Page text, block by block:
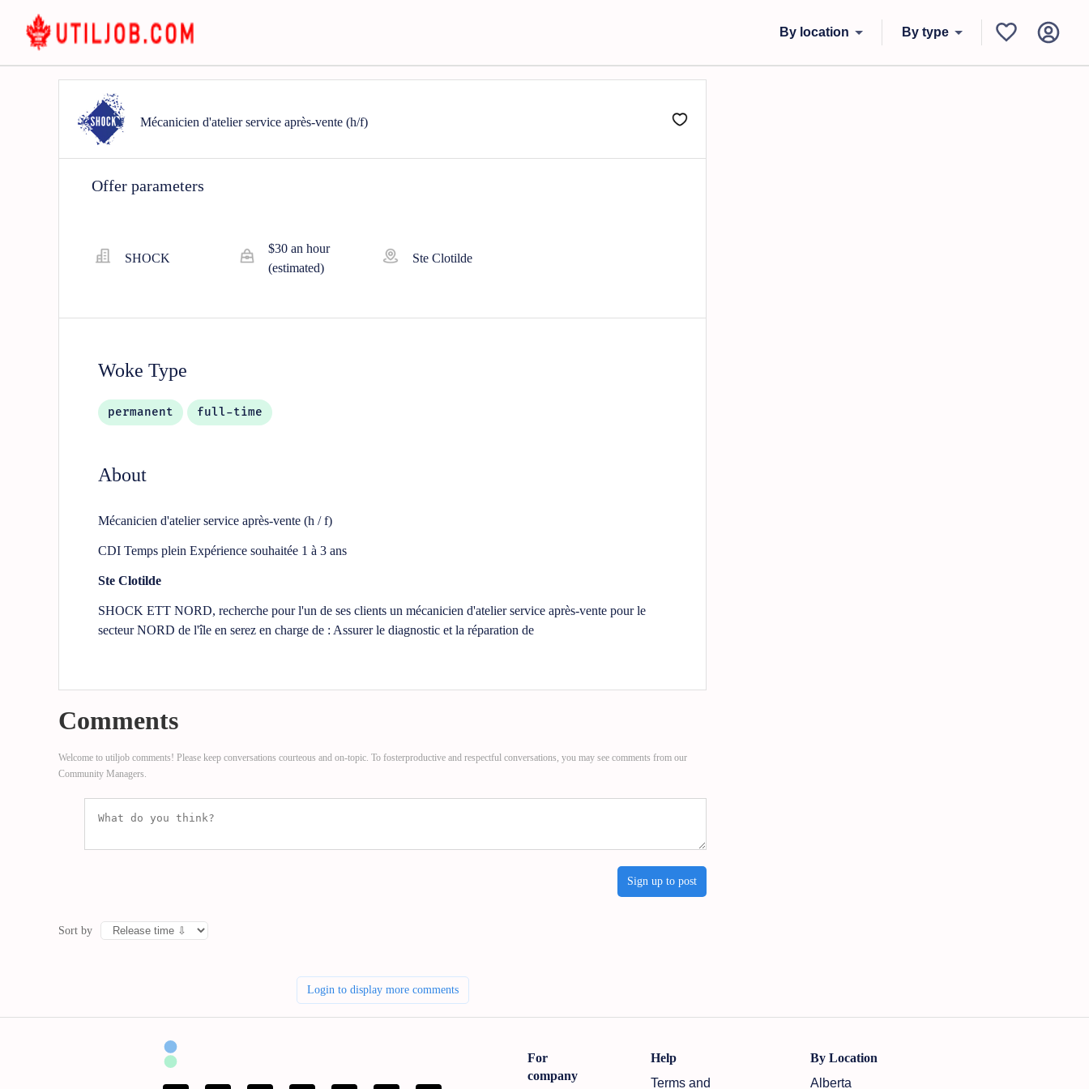
By location By type
Mécanicien d'atelier service après-vente (h/f)
Offer parameters
SHOCK
$30 an hour
(estimated)
Ste Clotilde
Woke Type
permanent full-time
About
Mécanicien d'atelier service après-vente (h / f)
CDI Temps plein Expérience souhaitée 1 à 3 ans
Ste Clotilde
SHOCK ETT NORD, recherche pour l'un de ses clients un mécanicien d'atelier service après-vente pour le
secteur NORD de l'île en serez en charge de : Assurer le diagnostic et la réparation de
Comments
Welcome to utiljob comments! Please keep conversations courteous and on-topic. To fosterproductive and respectful conversations, you may see comments from our
Community Managers.
Sign up to post
Sort by
Login to display more comments
For
company
Help
Terms and
By Location
Alberta